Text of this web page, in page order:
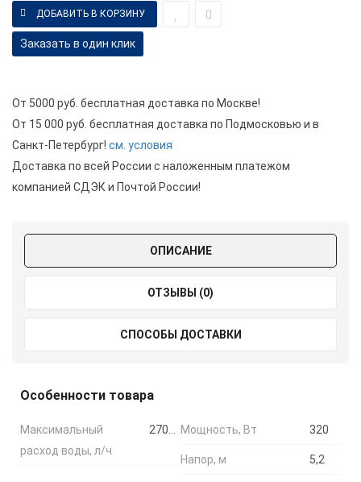
Заказать в один клик
От 5000 руб. бесплатная доставка по Москве!
От 15 000 руб. бесплатная доставка по Подмосковью и в
Санкт-Петербург! см. условия
Доставка по всей России с наложенным платежом
компанией СДЭК и Почтой России!
ОПИСАНИЕ
ОТЗЫВЫ (0)
СПОСОБЫ ДОСТАВКИ
Особенности товара
Максимальный
расход воды, л/ч
Мощность, Вт 320
Напор, м 5,2